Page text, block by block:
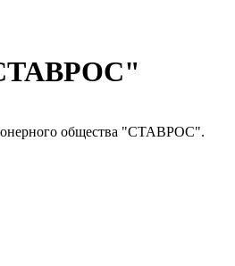
общества "СТАВРОС".